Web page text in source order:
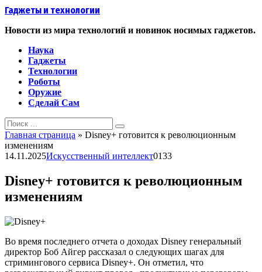
Перейти
контенту
Гаджеты и технологии
Новости из мира технологий и новинок носимых гаджетов.
Наука
Гаджеты
Технологии
Роботы
Оружие
Сделай Сам
Search
for:
Главная страница » Disney+ готовится к революционным
изменениям
14.11.2025Искусственный интеллект0133
Disney+ готовится к революционным
изменениям
Во время последнего отчета о доходах Disney генеральный
директор Боб Айгер рассказал о следующих шагах для
стримингового сервиса Disney+. Он отметил, что